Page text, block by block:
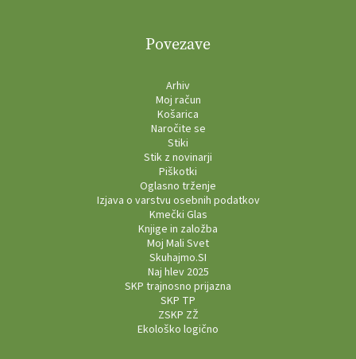
Povezave
Arhiv
Moj račun
Košarica
Naročite se
Stiki
Stik z novinarji
Piškotki
Oglasno trženje
Izjava o varstvu osebnih podatkov
Kmečki Glas
Knjige in založba
Moj Mali Svet
Skuhajmo.SI
Naj hlev 2025
SKP trajnosno prijazna
SKP TP
ZSKP ZŽ
Ekološko logično